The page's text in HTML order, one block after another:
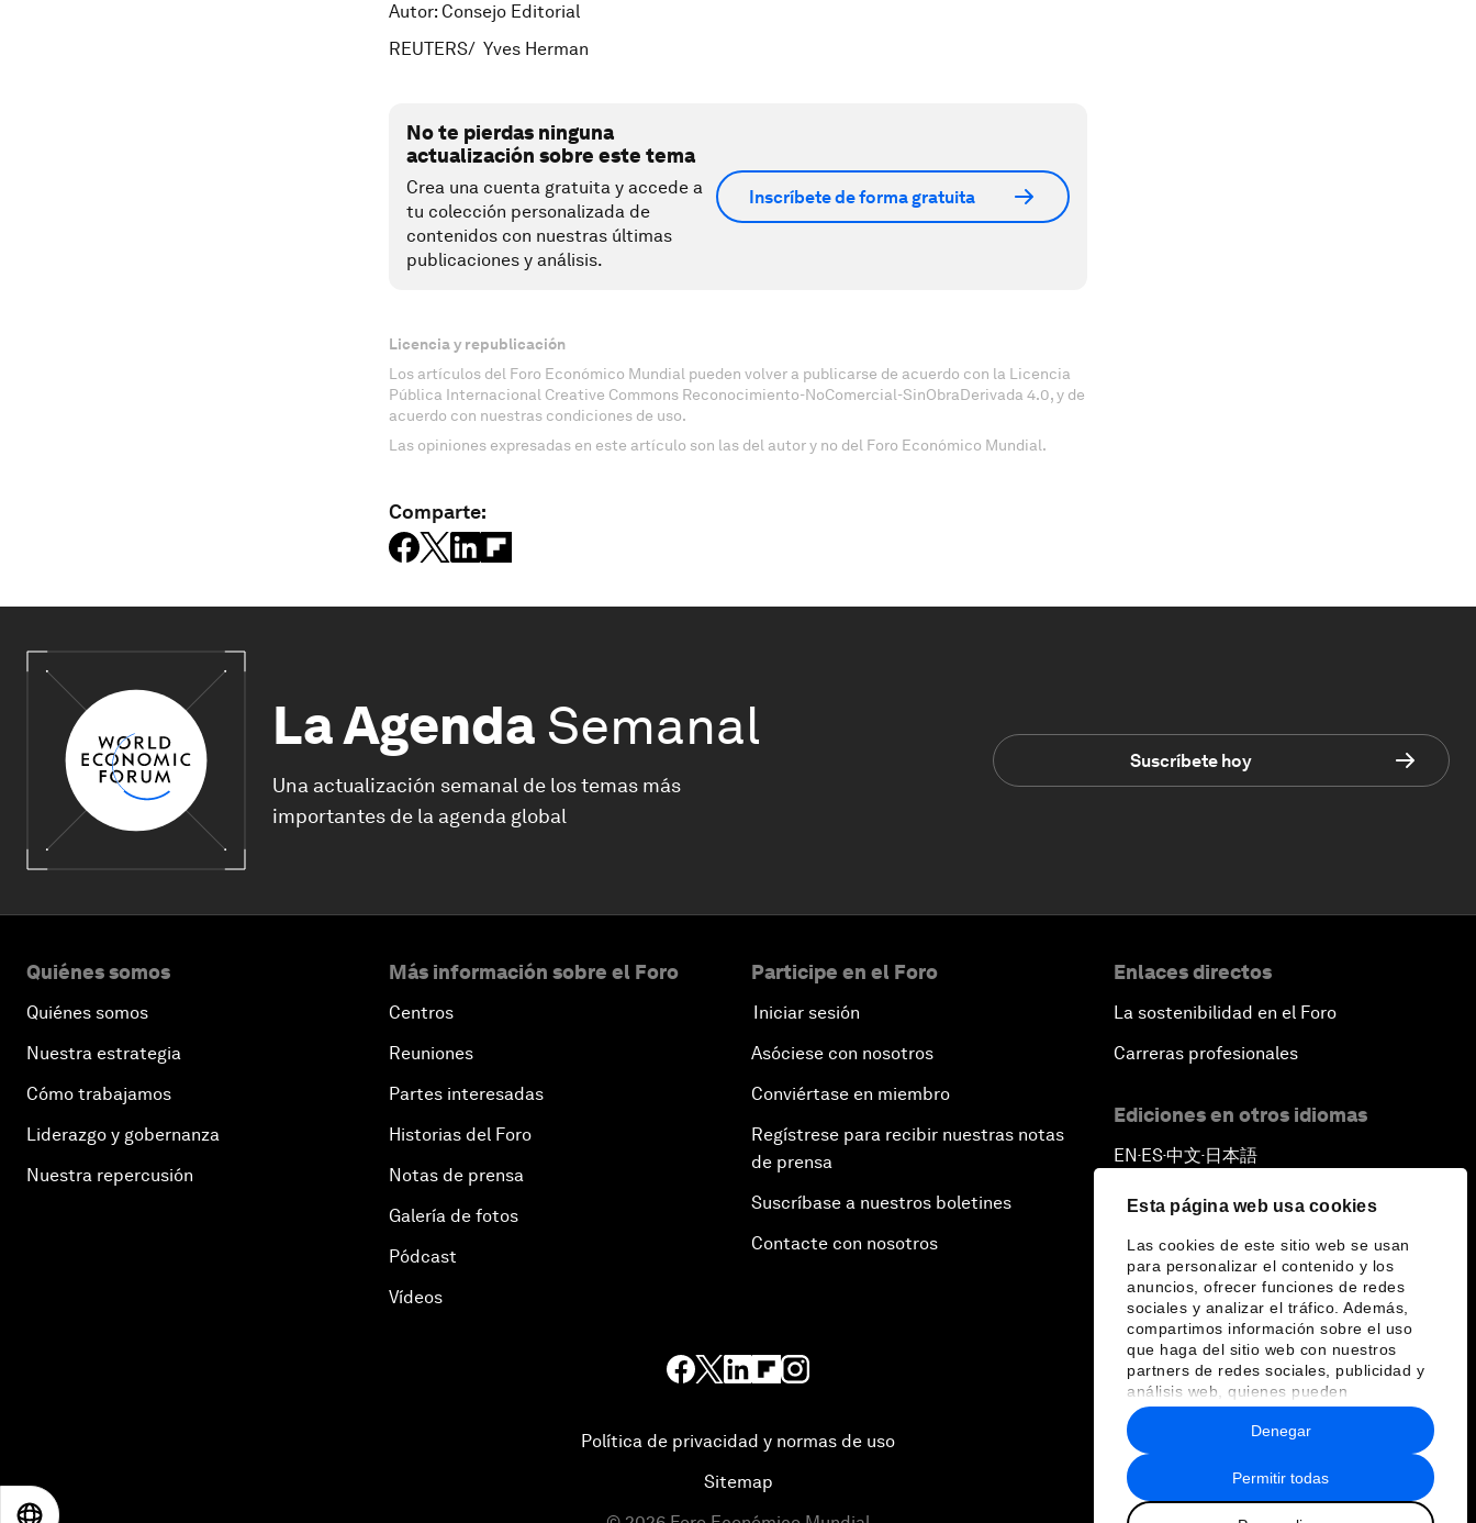
Esta página web usa cookies
Las cookies de este sitio web se usan
para personalizar el contenido y los
anuncios, ofrecer funciones de redes
sociales y analizar el tráfico. Además,
compartimos información sobre el uso
que haga del sitio web con nuestros
partners de redes sociales, publicidad y
análisis web, quienes pueden
combinarla con otra información que les
haya proporcionado o que hayan
recopilado a partir del uso que haya
hecho de sus servicios.
Permitir todas
Denegar
Autor: Consejo Editorial
REUTERS/ Yves Herman
No te pierdas ninguna
actualización sobre este tema
Crea una cuenta gratuita y accede a
tu colección personalizada de
contenidos con nuestras últimas
publicaciones y análisis.
Inscríbete de forma gratuita
Licencia y republicación
Los artículos del Foro Económico Mundial pueden volver a publicarse de acuerdo con la Licencia
Pública Internacional Creative Commons Reconocimiento-NoComercial-SinObraDerivada 4.0, y de
acuerdo con nuestras condiciones de uso.
Las opiniones expresadas en este artículo son las del autor y no del Foro Económico Mundial.
Comparte:
La Agenda Semanal
Una actualización semanal de los temas más
importantes de la agenda global
Suscríbete hoy
Quiénes somos
Quiénes somos
Nuestra estrategia
Cómo trabajamos
Liderazgo y gobernanza
Nuestra repercusión
Más información sobre el Foro
Centros
Reuniones
Partes interesadas
Historias del Foro
Notas de prensa
Galería de fotos
Pódcast
Vídeos
Participe en el Foro
Iniciar sesión
Asóciese con nosotros
Conviértase en miembro
Regístrese para recibir nuestras notas
de prensa
Suscríbase a nuestros boletines
Contacte con nosotros
Enlaces directos
La sostenibilidad en el Foro
Carreras profesionales
Ediciones en otros idiomas
EN ▪ES▪中文▪ 日本語
Política de privacidad y normas de uso
Sitemap